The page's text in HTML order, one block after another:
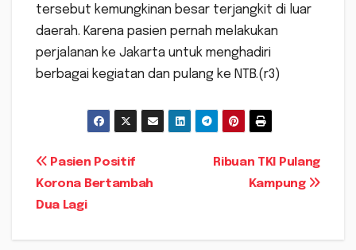
tersebut kemungkinan besar terjangkit di luar
daerah. Karena pasien pernah melakukan
perjalanan ke Jakarta untuk menghadiri
berbagai kegiatan dan pulang ke NTB.(r3)
Navigasi
pos
Ribuan TKI Pulang
Kampung
Pasien Positif
Korona Bertambah
Dua Lagi